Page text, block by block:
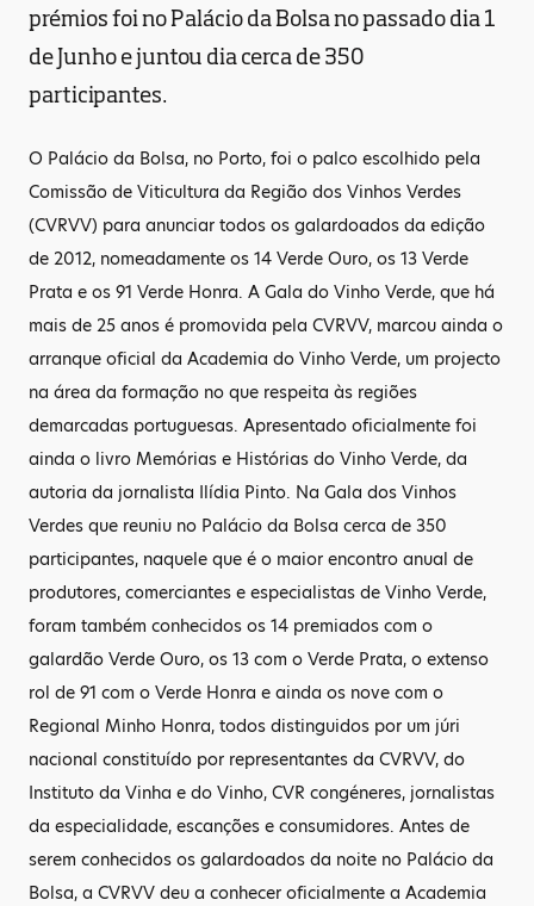
prémios foi no Palácio da Bolsa no passado dia 1
de Junho e juntou dia cerca de 350
participantes.
O Palácio da Bolsa, no Porto, foi o palco escolhido pela
Comissão de Viticultura da Região dos Vinhos Verdes
(CVRVV) para anunciar todos os galardoados da edição
de 2012, nomeadamente os 14 Verde Ouro, os 13 Verde
Prata e os 91 Verde Honra. A Gala do Vinho Verde, que há
mais de 25 anos é promovida pela CVRVV, marcou ainda o
arranque oficial da Academia do Vinho Verde, um projecto
na área da formação no que respeita às regiões
demarcadas portuguesas. Apresentado oficialmente foi
ainda o livro Memórias e Histórias do Vinho Verde, da
autoria da jornalista Ilídia Pinto. Na Gala dos Vinhos
Verdes que reuniu no Palácio da Bolsa cerca de 350
participantes, naquele que é o maior encontro anual de
produtores, comerciantes e especialistas de Vinho Verde,
foram também conhecidos os 14 premiados com o
galardão Verde Ouro, os 13 com o Verde Prata, o extenso
rol de 91 com o Verde Honra e ainda os nove com o
Regional Minho Honra, todos distinguidos por um júri
nacional constituído por representantes da CVRVV, do
Instituto da Vinha e do Vinho, CVR congéneres, jornalistas
da especialidade, escanções e consumidores. Antes de
serem conhecidos os galardoados da noite no Palácio da
Bolsa, a CVRVV deu a conhecer oficialmente a Academia